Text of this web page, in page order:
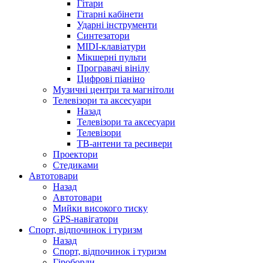
Гітари
Гітарні кабінети
Ударні інструменти
Синтезатори
MIDI-клавіатури
Мікшерні пульти
Програвачі вінілу
Цифрові піаніно
Музичні центри та магнітоли
Телевізори та аксесуари
Назад
Телевізори та аксесуари
Телевізори
ТВ-антени та ресивери
Проектори
Стедиками
Автотовари
Назад
Автотовари
Мийки високого тиску
GPS-навігатори
Спорт, відпочинок і туризм
Назад
Спорт, відпочинок і туризм